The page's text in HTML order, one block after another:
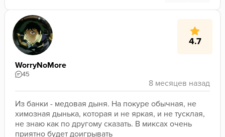
4.7
WorryNoMore
45
Из банки - медовая дыня. На покуре обычная, не
химозная дынька, которая и не яркая, и не тусклая,
не знаю как по другому сказать. В миксах очень
приятно будет доигрывать